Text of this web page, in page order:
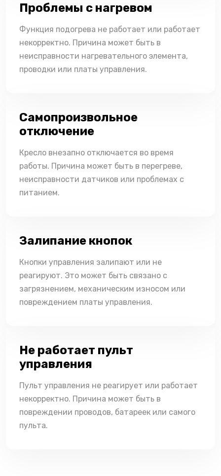
Проблемы с нагревом
Функция подогрева не работает или работает
некорректно. Причина может быть в
неисправности нагревательного элемента,
проводки или платы управления.
Самопроизвольное
отключение
Кресло внезапно отключается во время
работы. Причина может быть в перегреве,
неисправности датчиков или проблемах с
питанием.
Залипание кнопок
Кнопки управления залипают или не
реагируют. Это может быть связано с
загрязнением, механическим износом или
повреждением платы управления.
Не работает пульт
управления
Пульт управления не реагирует или работает
некорректно. Причина может быть в
повреждении проводов, батареек или самого
пульта.